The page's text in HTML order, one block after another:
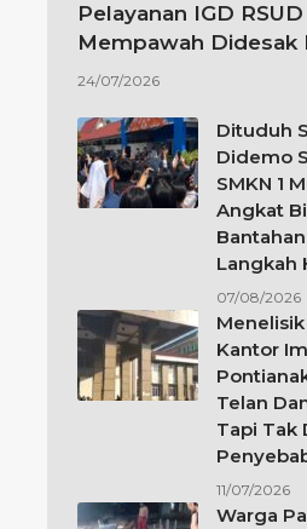
Pelayanan IGD
Mempawah Didesak
24/07/2026
Dituduh
Didemo
SMKN 1
Angkat
Langkah
07/08/2026
Kantor
Telan
Tapi Tak
11/07/2026
Warga